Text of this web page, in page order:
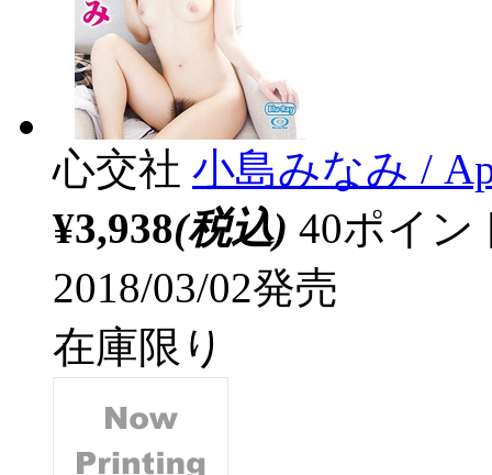
心交社 小島みなみ /
¥3,938(税込) 40ポイ
2018/03/02発売
在庫限り